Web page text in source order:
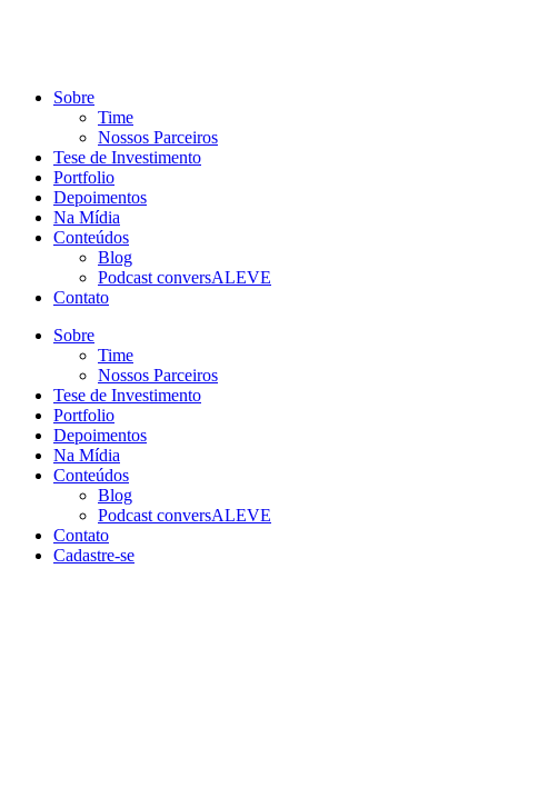
Sobre
Time
Nossos Parceiros
Tese de Investimento
Portfolio
Depoimentos
Na Mídia
Conteúdos
Blog
Podcast conversALEVE
Contato
Sobre
Time
Nossos Parceiros
Tese de Investimento
Portfolio
Depoimentos
Na Mídia
Conteúdos
Blog
Podcast conversALEVE
Contato
Cadastre-se